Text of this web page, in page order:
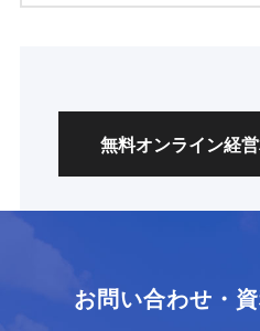
無料オンライン経
お問い合わせ・